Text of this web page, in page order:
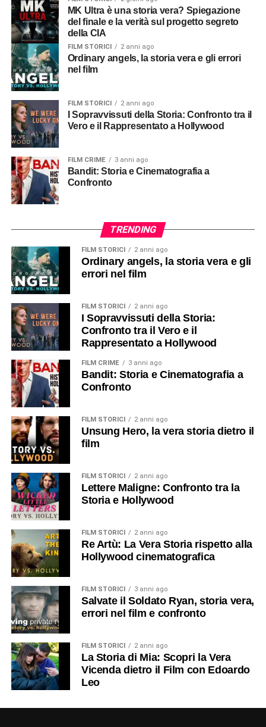
MK Ultra è una storia vera? Spiegazione
del finale e la verità sul progetto segreto
della CIA
FILM STORICI 2 anni ago
Ordinary angels, la storia vera e gli errori
nel film
FILM STORICI 2 anni ago
Vero e il Rappresentato a Hollywood
FILM CRIME 3 anni ago
Bandit: Storia e Cinematografia a
Confronto
TRENDING
FILM STORICI 2 anni ago
Ordinary angels, la storia vera e gli
errori nel film
FILM STORICI 2 anni ago
I Sopravvissuti della Storia:
Confronto tra il Vero e il
Rappresentato a Hollywood
FILM CRIME 3 anni ago
Bandit: Storia e Cinematografia a
Confronto
FILM STORICI 2 anni ago
Unsung Hero, la vera storia dietro il
film
FILM STORICI 2 anni ago
Lettere Maligne: Confronto tra la
Storia e Hollywood
FILM STORICI 2 anni ago
Re Artù: La Vera Storia rispetto alla
Hollywood cinematografica
FILM STORICI 3 anni ago
Salvate il Soldato Ryan, storia vera,
errori nel film e confronto
FILM STORICI 2 anni ago
La Storia di Mia: Scopri la Vera
Vicenda dietro il Film con Edoardo
Leo